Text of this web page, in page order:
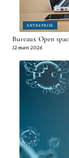
ENTREPRISE
Bureaux Open
12 mars 2026